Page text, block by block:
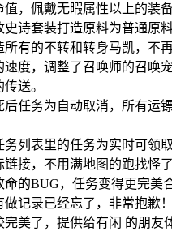
，佩戴无暇属性以上的装
诗套装打造原料为普通原
有的不转和转身马凯，不再
度，调整了召唤师的召唤
送。
任务为自动取消，所有运
列表里的任务为实时可领
接，不用满地图的跑找怪
的BUG，任务变得更完美
记录已经忘了，非常抱歉！
美了，提供给有闲 的朋友